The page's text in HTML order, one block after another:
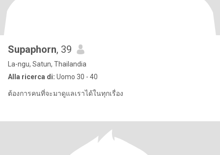
Supaphorn, 39
La-ngu, Satun, Thailandia
Alla ricerca di: Uomo 30 - 40
ต้องการคนที่จะมาดูแลเราได้ในทุกเรื่อง